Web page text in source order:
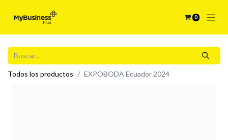
0
Todos los productos EXPOBODA Ecuador 2024